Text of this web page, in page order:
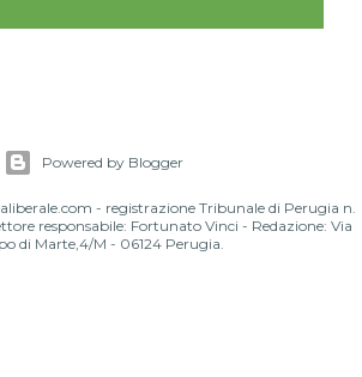
Powered by Blogger
- registrazione Tribunale di Perugia n.
responsabile: Fortunato Vinci - Redazione: Via
di Marte,4/M - 06124 Perugia.